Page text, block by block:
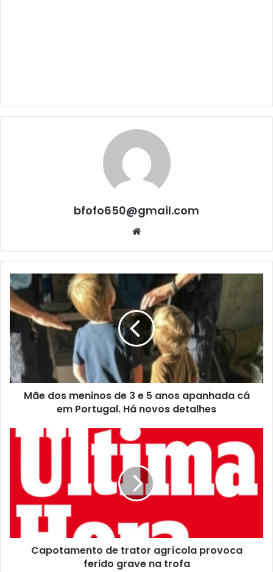
bfofo650@gmail.com
Website
Mãe dos meninos de 3 e 5 anos apanhada cá
em Portugal. Há novos detalhes
Capotamento de trator agrícola provoca
ferido grave na trofa